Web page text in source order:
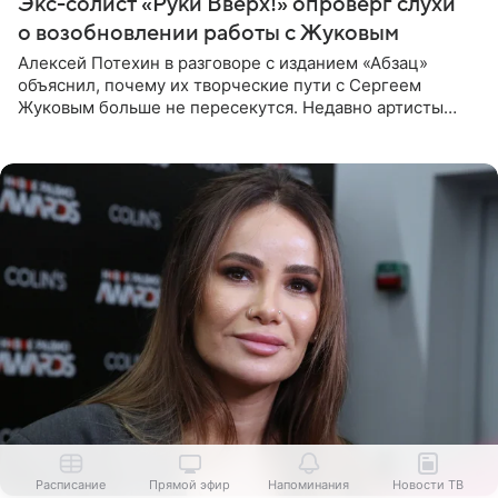
Экс-солист «Руки Вверх!» опроверг слухи
о возобновлении работы с Жуковым
Алексей Потехин в разговоре с изданием «Абзац»
объяснил, почему их творческие пути с Сергеем
Жуковым больше не пересекутся. Недавно артисты
Расписание Прямой эфир Напоминания Новости ТВ